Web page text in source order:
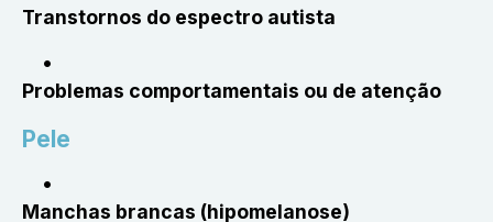
Transtornos do espectro autista
Problemas comportamentais ou de atenção
Pele
Manchas brancas (hipomelanose)